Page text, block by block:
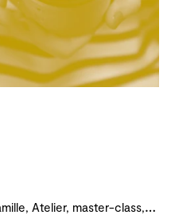
S
pectacle, En famille, Atelier, master-class, parcours, B!ME 2024